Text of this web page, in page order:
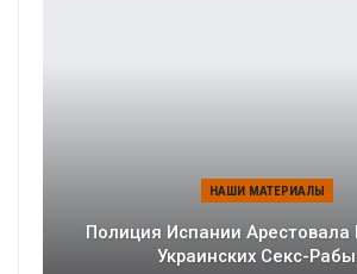
НАШИ МАТЕРИАЛЫ
Полиция Испании Арестовала
Украинских Секс-